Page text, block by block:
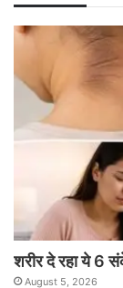
शरीर दे रहा ये 6
August 5, 2026